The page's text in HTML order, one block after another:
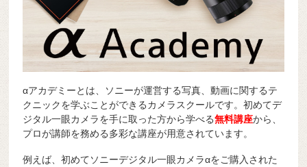
αアカデミーとは、ソニーが運営する写真、動画に関するテ
クニックを学ぶことができるカメラスクールです。初めてデ
ジタル一眼カメラを手に取った方から学べる無料講座から、
プロが講師を務める多彩な講座が用意されています。
例えば、初めてソニーデジタル一眼カメラαをご購入された